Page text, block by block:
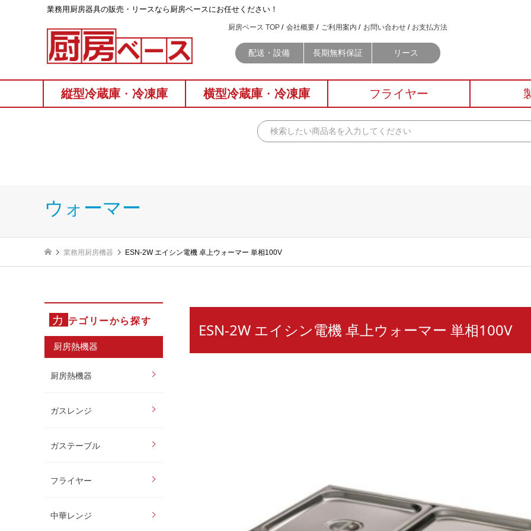
業務⽤厨房器具の販売・リースなら厨房ベースにお任せください！
厨房ベース TOP 会社概要 ご利用案内 お問い合わせ お支払方法
配送・設備 長期無料保証 リース
縦型冷蔵庫 ・ 冷凍庫 横型冷蔵庫 ・ 冷凍庫 フライヤー
ウォーマー
業務用厨房機器 ESN-2W エイシン電機 卓上ウォーマー 単相100V
カ テゴリーから探す
厨房熱機器
厨房熱機器
ガスレンジ
ガステーブル
フライヤー
中華レンジ
ESN-2W エイシン電機 卓上ウォーマー 単相100V